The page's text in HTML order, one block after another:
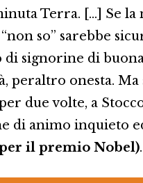
Terra. […] Se
so” sarebbe
signorine di
peraltro onesta.
due volte, a
di animo inquieto
il premio Nobel).